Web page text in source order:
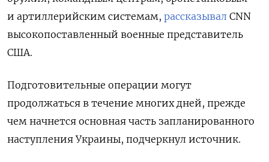
и артиллерийским системам, рассказывал CNN
высокопоставленный военные представитель
США.
Подготовительные операции могут
продолжаться в течение многих дней, прежде
чем начнется основная часть запланированного
наступления Украины, подчеркнул источник.